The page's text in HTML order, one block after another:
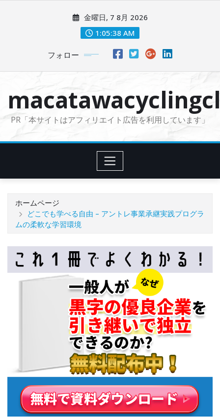
に
金曜日, 7 8月 2026
1:05:39 AM
フォロー
PR「本サイトはアフィリエイト広告を利用しています」
ホームページ
どこでも学べる自由 – アントレ事業承継実践プログラ
ムの柔軟な学習環境